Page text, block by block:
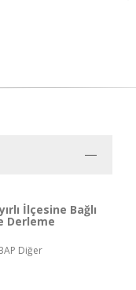
İlçesine Bağlı
Derleme
Diğer